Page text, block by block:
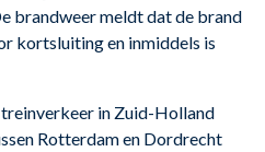
brandweer meldt dat de brand
kortsluiting en inmiddels is
in Zuid-Holland
Rotterdam en Dordrecht